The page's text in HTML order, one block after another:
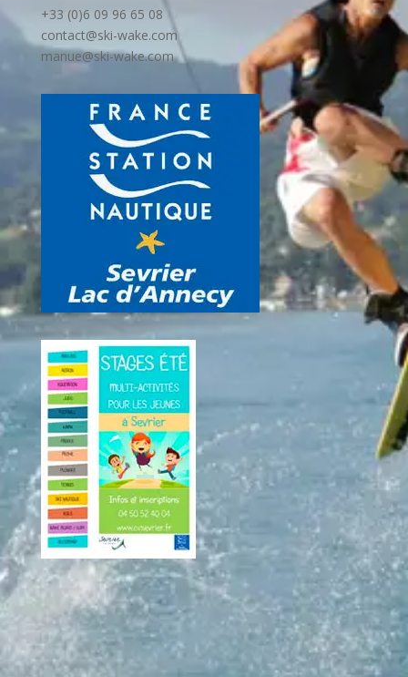
+33 (0)6 09 96 65 08
contact@ski-wake.com
manue@ski-wake.com